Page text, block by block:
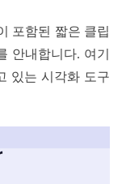
포함된 짧은 클립
안내합니다. 여기
있는 시각화 도구